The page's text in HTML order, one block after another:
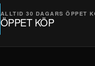
ALLTID 30 DAGARS ÖPPET
ÖPPET KÖP